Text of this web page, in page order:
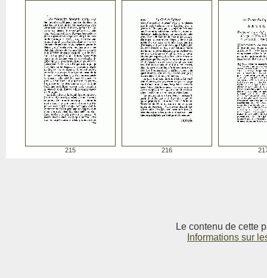
215 216
Le contenu de cette
Informations sur